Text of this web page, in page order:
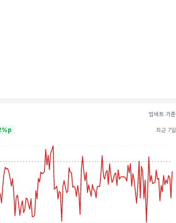
업비트 기준
최근 7일